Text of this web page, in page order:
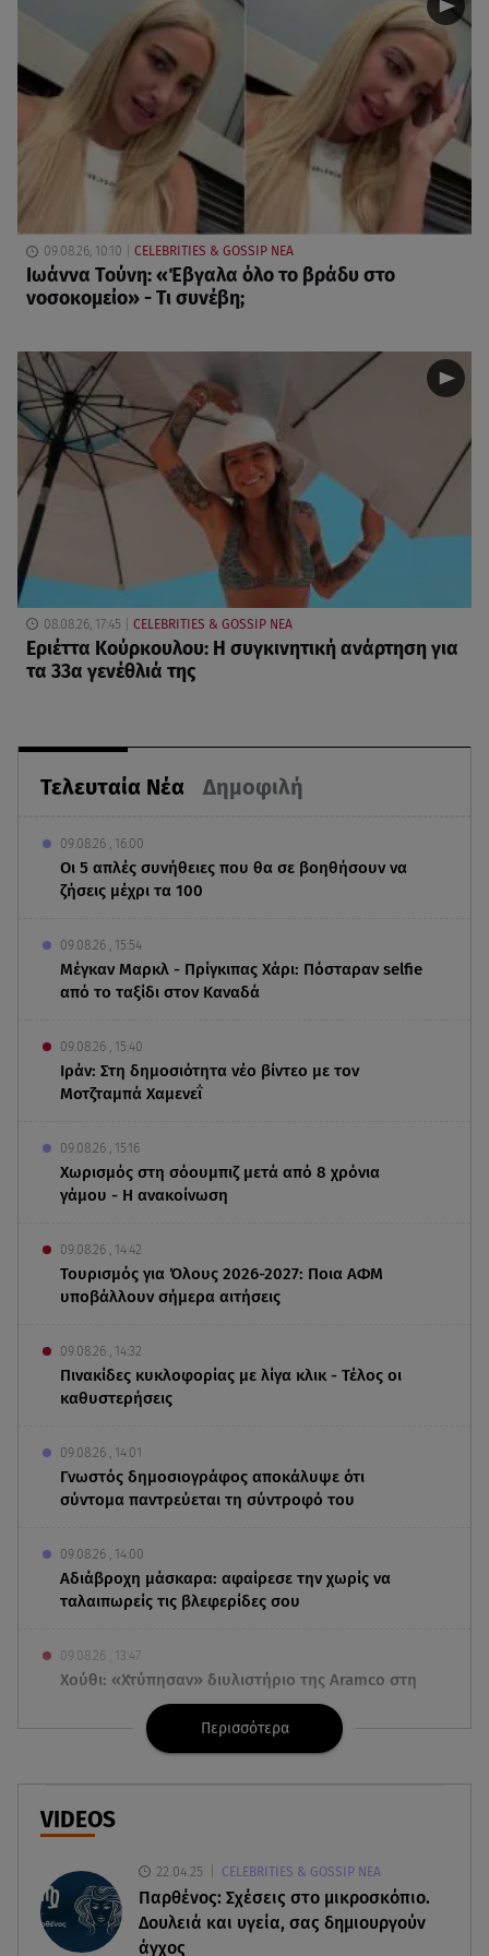
Τελευταία Νέα Δημοφιλή
09.08.26 , 16:00
Οι 5 απλές συνήθειες που θα σε βοηθήσουν να
ζήσεις μέχρι τα 100
09.08.26 , 15:54
Μέγκαν Μαρκλ - Πρίγκιπας Χάρι: Πόσταραν selfie
από το ταξίδι στον Καναδά
09.08.26 , 15:40
Ιράν: Στη δημοσιότητα νέο βίντεο με τον
Μοτζταμπά Χαμενεΐ
09.08.26 , 15:16
Χωρισμός στη σόουμπιζ μετά από 8 χρόνια
γάμου - Η ανακοίνωση
09.08.26 , 14:42
Τουρισμός για Όλους 2026-2027: Ποια ΑΦΜ
υποβάλλουν σήμερα αιτήσεις
09.08.26 , 14:32
Πινακίδες κυκλοφορίας με λίγα κλικ - Τέλος οι
καθυστερήσεις
09.08.26 , 14:01
Γνωστός δημοσιογράφος αποκάλυψε ότι
σύντομα παντρεύεται τη σύντροφό του
09.08.26 , 14:00
Αδιάβροχη μάσκαρα: αφαίρεσε την χωρίς να
ταλαιπωρείς τις βλεφερίδες σου
09.08.26 , 13:47
Χούθι: «Χτύπησαν» διυλιστήριο της Aramco στη
Σαουδική Αραβία
Μήλος: Ελικόπτερο προσγειώθηκε στο
Μαντόνα για Γουίλιαμ Όρμπιτ: «Η μουσική σου
μου έδωσε ένα μαγικό χαλί»
Περισσότερα
VIDEOS
22.04.25 CELEBRITIES & GOSSIP ΝΕΑ
Παρθένος: Σχέσεις στο μικροσκόπιο.
Δουλειά και υγεία, σας δημιουργούν
άγχος
09.08.26, 10:10 CELEBRITIES & GOSSIP ΝΕΑ
Ιωάννα Τούνη: «Έβγαλα όλο το βράδυ στο
νοσοκομείο» - Τι συνέβη;
08.08.26, 17:45 CELEBRITIES & GOSSIP ΝΕΑ
Εριέττα Κούρκουλου: Η συγκινητική ανάρτηση για
τα 33α γενέθλιά της